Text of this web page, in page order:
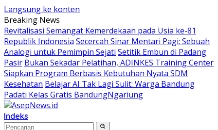
Langsung ke konten
Breaking News
Revitalisasi Semangat Kemerdekaan pada Usia ke-81
Republik Indonesia Secercah Sinar Mentari Pagi: Sebuah
Analogi untuk Pemimpin Sejati Setitik Embun di Padang
Pasir Bukan Sekadar Pelatihan, ADINKES Training Center
Siapkan Program Berbasis Kebutuhan Nyata SDM
Kesehatan Belajar AI Tak Lagi Sulit: Warga Bandung
Padati Kelas Gratis BandungNgariung
Indeks